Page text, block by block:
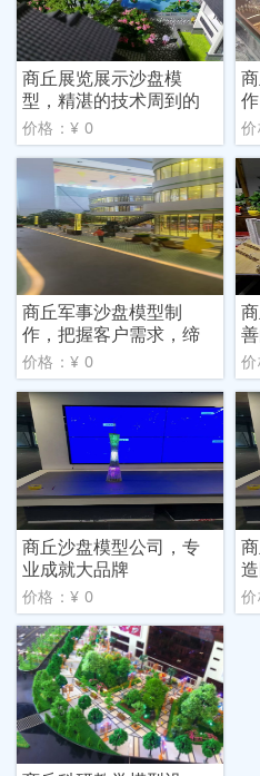
商丘展览展示沙盘模
型，精湛的技术周到的
服务
价格：¥ 0
商丘军事沙盘模型制
作，把握客户需求，缔
造高品
价格：¥ 0
商丘沙盘模型公司，专
业成就大品牌
价格：¥ 0